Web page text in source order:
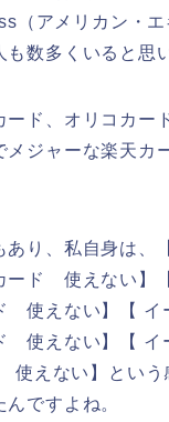
（アメリカン・
数多くいると思
ード、オリコカー
メジャーな楽天カ
あり、私自身は、
ド 使えない】
使えない】【 イ
使えない】【 イ
えない】という
ですよね。